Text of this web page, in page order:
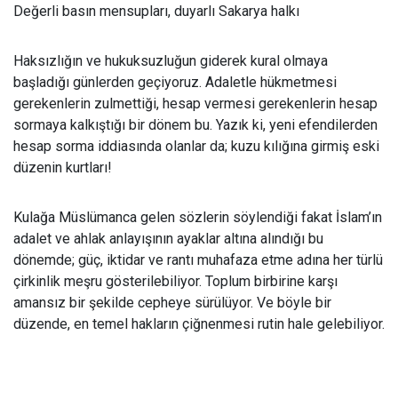
Değerli basın mensupları, duyarlı Sakarya halkı
Haksızlığın ve hukuksuzluğun giderek kural olmaya
başladığı günlerden geçiyoruz. Adaletle hükmetmesi
gerekenlerin zulmettiği, hesap vermesi gerekenlerin hesap
sormaya kalkıştığı bir dönem bu. Yazık ki, yeni efendilerden
hesap sorma iddiasında olanlar da; kuzu kılığına girmiş eski
düzenin kurtları!
Kulağa Müslümanca gelen sözlerin söylendiği fakat İslam’ın
adalet ve ahlak anlayışının ayaklar altına alındığı bu
dönemde; güç, iktidar ve rantı muhafaza etme adına her türlü
çirkinlik meşru gösterilebiliyor. Toplum birbirine karşı
amansız bir şekilde cepheye sürülüyor. Ve böyle bir
düzende, en temel hakların çiğnenmesi rutin hale gelebiliyor.